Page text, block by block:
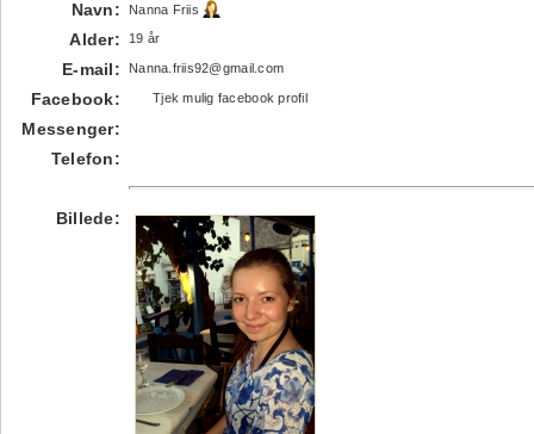
Navn: Nanna Friis
Alder: 19 år
E-mail: Nanna.friis92@gmail.com
Facebook: Tjek mulig facebook profil
Messenger:
Telefon:
Billede: